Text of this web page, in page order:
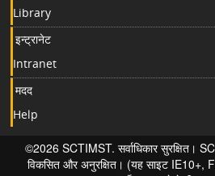
Library
इन्ट्रानेट
Intranet
मदद
Help
©2026 SCTIMST. सर्वाधिकार सुरक्षित।
विकसित और अनुरक्षित। (यह साइट